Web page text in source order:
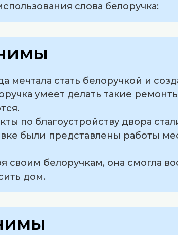
слова белоручка:
мечтала стать белоручкой и
умеет делать такие
по благоустройству двора
были представлены работы
своим белоручкам, она смогла
дом.